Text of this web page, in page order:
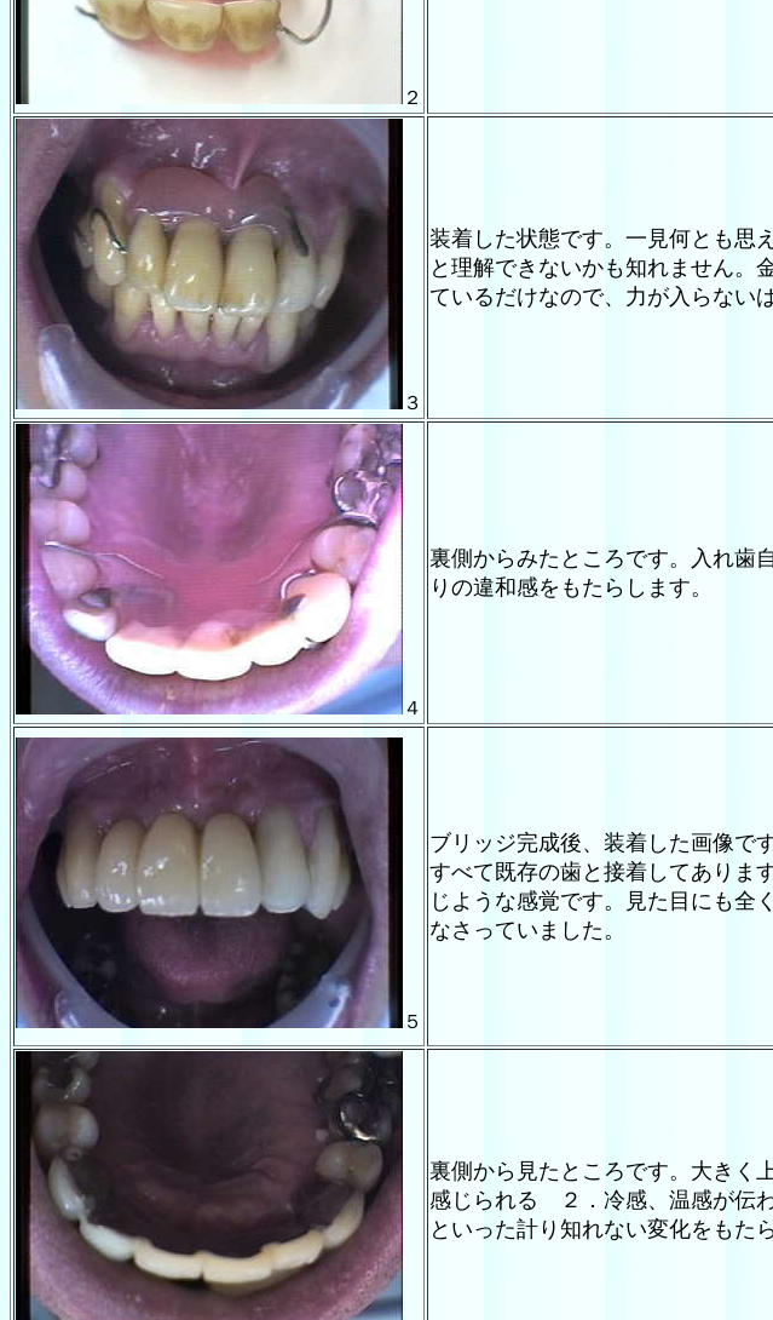
２
３
装着した状態です。一見何とも思
と理解できないかも知れません。
ているだけなので、力が入らない
４
裏側からみたところです。入れ歯
りの違和感をもたらします。
５
ブリッジ完成後、装着した画像で
すべて既存の歯と接着してありま
じような感覚です。見た目にも全
なさっていました。
裏側から見たところです。大きく
感じられる ２．冷感、温感が伝
といった計り知れない変化をもた